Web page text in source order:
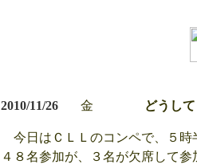
2010/11/26 金 どうして
今日はＣＬＬのコンペで、５
４８名参加が、３名が欠席して